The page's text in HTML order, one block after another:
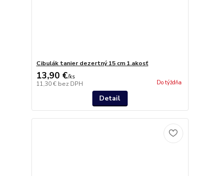
Cibulák tanier dezertný 15 cm 1.akosť
13,90 €/ks
11,30 € bez DPH Do týždňa
Detail